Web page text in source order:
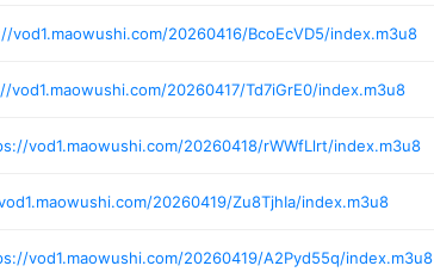
vod1.maowushi.com/20260416/BcoEcVD5/index.m3u8
vod1.maowushi.com/20260417/Td7iGrE0/index.m3u8
vod1.maowushi.com/20260418/rWWfLlrt/index.m3u8
20260419/Zu8TjhIa/index.m3u8
vod1.maowushi.com/20260419/A2Pyd55q/index.m3u8